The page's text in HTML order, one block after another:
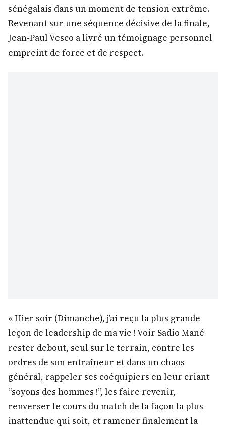
sénégalais dans un moment de tension extrême.
Revenant sur une séquence décisive de la finale,
Jean-Paul Vesco a livré un témoignage personnel
empreint de force et de respect.
« Hier soir (Dimanche), j’ai reçu la plus grande
leçon de leadership de ma vie ! Voir Sadio Mané
rester debout, seul sur le terrain, contre les
ordres de son entraîneur et dans un chaos
général, rappeler ses coéquipiers en leur criant
“soyons des hommes !”, les faire revenir,
renverser le cours du match de la façon la plus
inattendue qui soit, et ramener finalement la